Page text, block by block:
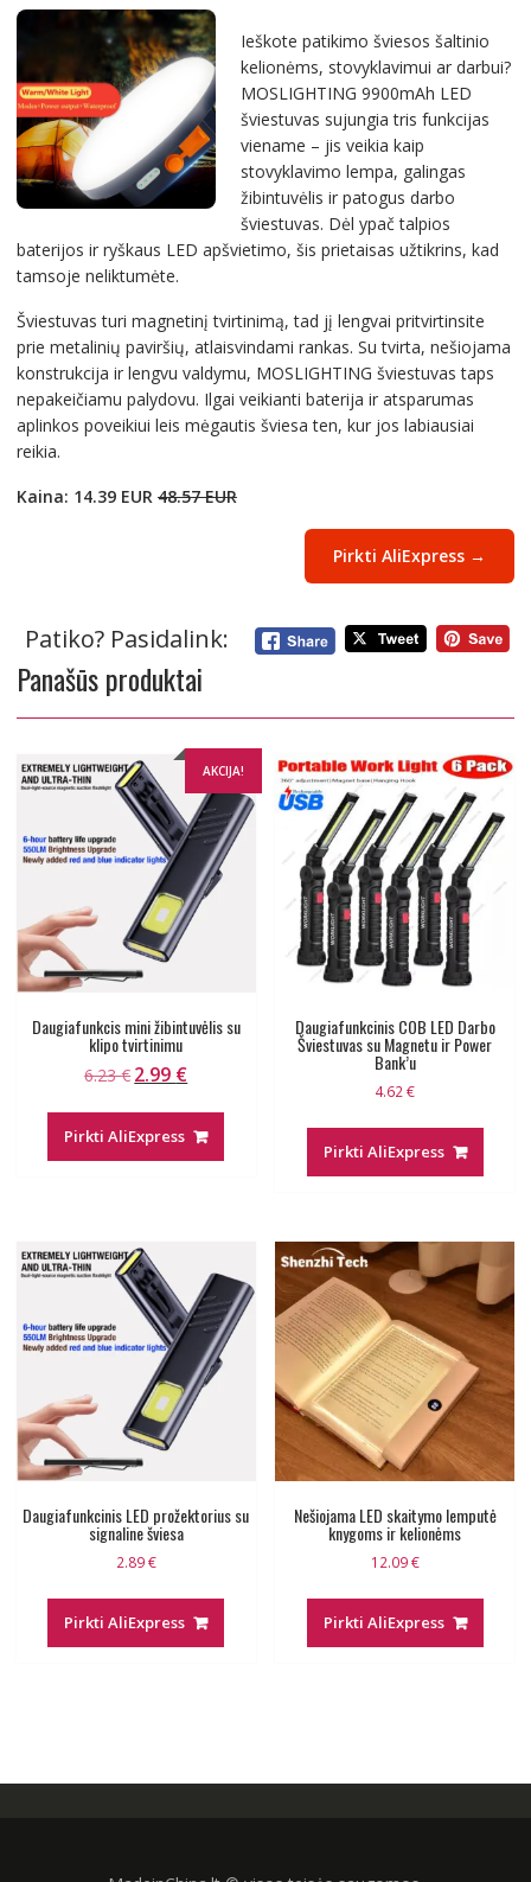
Ieškote patikimo šviesos šaltinio
kelionėms, stovyklavimui ar darbui?
MOSLIGHTING 9900mAh LED
šviestuvas sujungia tris funkcijas
viename – jis veikia kaip
stovyklavimo lempa, galingas
žibintuvėlis ir patogus darbo
šviestuvas. Dėl ypač talpios
baterijos ir ryškaus LED apšvietimo, šis prietaisas užtikrins, kad
tamsoje neliktumėte.
Šviestuvas turi magnetinį tvirtinimą, tad jį lengvai pritvirtinsite
prie metalinių paviršių, atlaisvindami rankas. Su tvirta, nešiojama
konstrukcija ir lengvu valdymu, MOSLIGHTING šviestuvas taps
nepakeičiamu palydovu. Ilgai veikianti baterija ir atsparumas
aplinkos poveikiui leis mėgautis šviesa ten, kur jos labiausiai
reikia.
Kaina: 14.39 EUR 48.57 EUR
Pirkti AliExpress →
Patiko? Pasidalink:
Panašūs produktai
AKCIJA!
Daugiafunkcis mini žibintuvėlis su
klipo tvirtinimu
6.23€ Original
6.23 €.
2.99 €Current
2.99 €.
Pirkti AliExpress
Daugiafunkcinis COB LED Darbo
Šviestuvas su Magnetu ir Power
Bank’u
4.62€
Pirkti AliExpress
Daugiafunkcinis LED prožektorius su
signaline šviesa
2.89€
Pirkti AliExpress
Nešiojama LED skaitymo lemputė
knygoms ir kelionėms
12.09€
Pirkti AliExpress